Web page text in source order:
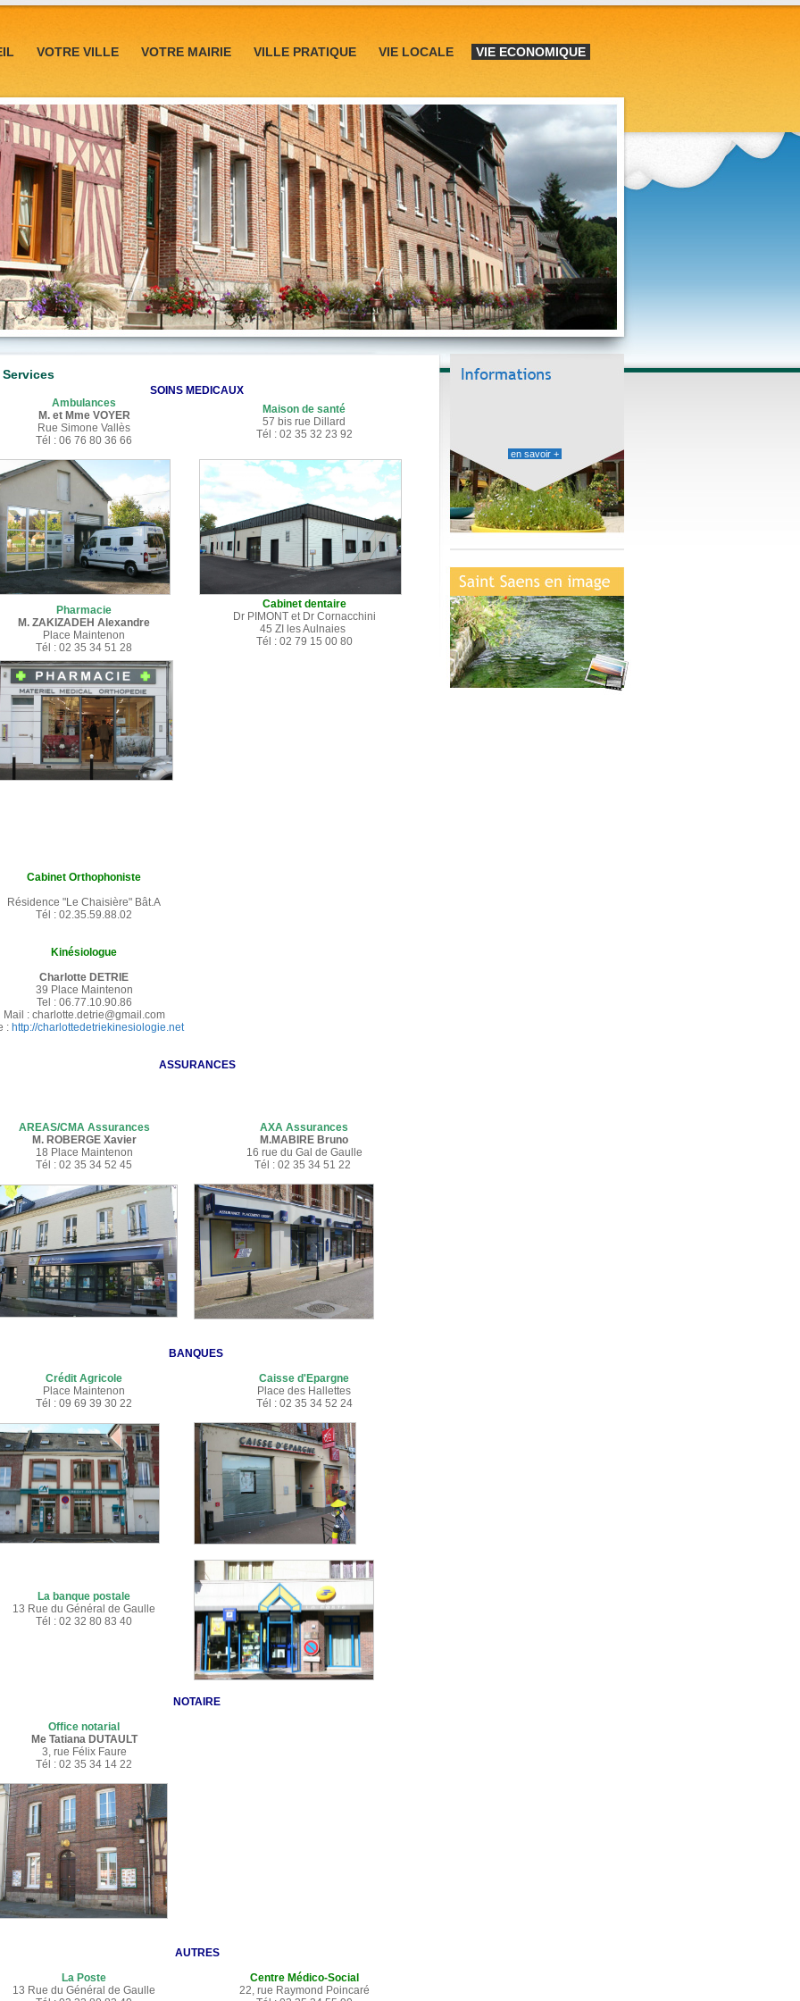
VOTRE VILLE VOTRE MAIRIE VILLE PRATIQUE VIE LOCALE VIE ECONOMIQUE
SOINS MEDICAUX
Ambulances
M. et Mme VOYER
Rue Simone Vallès
Tél : 06 76 80 36 66
Maison de santé
57 bis rue Dillard
Tél : 02 35 32 23 92
Pharmacie
M. ZAKIZADEH Alexandre
Place Maintenon
Tél : 02 35 34 51 28
Cabinet dentaire
Dr PIMONT et Dr Cornacchini
45 ZI les Aulnaies
Tél : 02 79 15 00 80
Cabinet Orthophoniste
Résidence "Le Chaisière" Bât.A
Tél : 02.35.59.88.02
Kinésiologue
Charlotte DETRIE
39 Place Maintenon
Tel : 06.77.10.90.86
Mail : charlotte.detrie@gmail.com
: http://charlottedetriekinesiologie.net
ASSURANCES
AREAS/CMA Assurances
M. ROBERGE Xavier
18 Place Maintenon
Tél : 02 35 34 52 45
AXA Assurances
M.MABIRE Bruno
16 rue du Gal de Gaulle
Tél : 02 35 34 51 22
BANQUES
Crédit Agricole
Place Maintenon
Tél : 09 69 39 30 22
Caisse d'Epargne
Place des Hallettes
Tél : 02 35 34 52 24
La banque postale
13 Rue du Général de Gaulle
Tél : 02 32 80 83 40
NOTAIRE
Office notarial
Me Tatiana DUTAULT
3, rue Félix Faure
Tél : 02 35 34 14 22
AUTRES
La Poste
13 Rue du Général de Gaulle
Centre Médico-Social
22, rue Raymond Poincaré
en savoir +